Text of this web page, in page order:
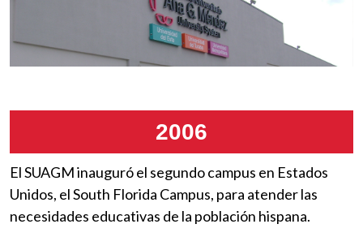
2006
El SUAGM inauguró el segundo campus en Estados
Unidos, el South Florida Campus, para atender las
necesidades educativas de la población hispana.